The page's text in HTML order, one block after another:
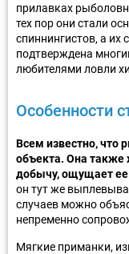
прилавках
тех пор они стали
спиннингистов, а их
подтверждена
любителями ловли
Особенности
Всем известно, что
объекта. Она также
добычу, ощущает ее
он тут же
случаев можно
непременно
Мягкие приманки,